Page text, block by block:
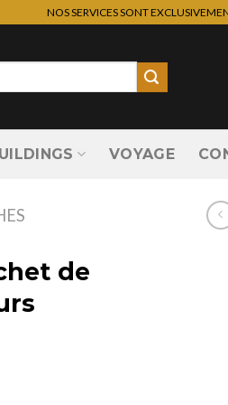
NOS SERVICES SONT
VOYAGE
de